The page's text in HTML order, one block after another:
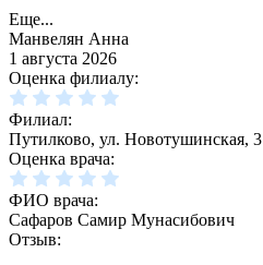
Еще...
Манвелян Анна
1 августа 2026
Оценка филиалу:
Филиал:
Путилково, ул. Новотушинская, 3
Оценка врача:
ФИО врача:
Сафаров Самир Мунасибович
Отзыв: